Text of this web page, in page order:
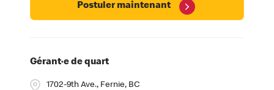
Postuler maintenant
Gérant·e de quart
1702-9th Ave., Fernie, BC